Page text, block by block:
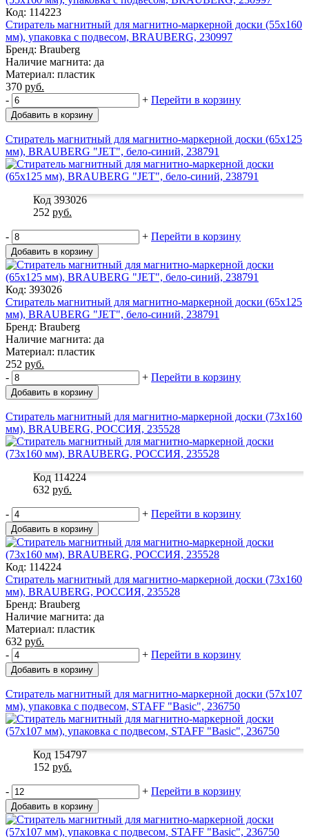
Код: 114223
Стиратель магнитный для магнитно-маркерной доски (55х160
мм), упаковка с подвесом, BRAUBERG, 230997
Бренд: Brauberg
Наличие магнита: да
Материал: пластик
370 руб.
-
+ Перейти в корзину
Добавить в корзину
Стиратель магнитный для магнитно-маркерной доски (65х125
мм), BRAUBERG "JET", бело-синий, 238791
Код 393026
252 руб.
- + Перейти в корзину
Добавить в корзину
Код: 393026
Стиратель магнитный для магнитно-маркерной доски (65х125
мм), BRAUBERG "JET", бело-синий, 238791
Бренд: Brauberg
Наличие магнита: да
Материал: пластик
252 руб.
-
+ Перейти в корзину
Добавить в корзину
Стиратель магнитный для магнитно-маркерной доски (73х160
мм), BRAUBERG, РОССИЯ, 235528
Код 114224
632 руб.
- + Перейти в корзину
Добавить в корзину
Код: 114224
Стиратель магнитный для магнитно-маркерной доски (73х160
мм), BRAUBERG, РОССИЯ, 235528
Бренд: Brauberg
Наличие магнита: да
Материал: пластик
632 руб.
-
+ Перейти в корзину
Добавить в корзину
Стиратель магнитный для магнитно-маркерной доски (57х107
мм), упаковка с подвесом, STAFF "Basic", 236750
Код 154797
152 руб.
- + Перейти в корзину
Добавить в корзину